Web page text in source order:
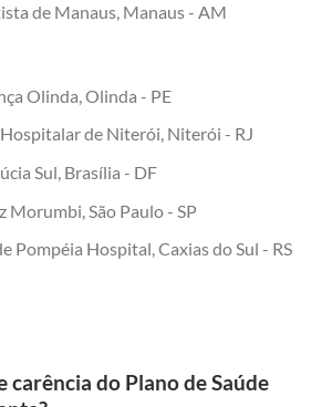
de Manaus, Manaus - AM
Olinda, Olinda - PE
de Niterói, Niterói - RJ
Sul, Brasília - DF
Morumbi, São Paulo - SP
Pompéia Hospital, Caxias do Sul - RS
carência do Plano de Saúde